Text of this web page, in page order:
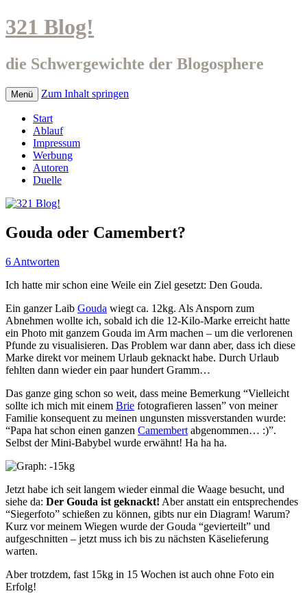
321 Blog!
die Schwergewichte der Blogosphere
Menü Zum Inhalt springen
Start
Ablauf
Impressum
Werbung
Autoren
Duelle
Gouda oder Camembert?
6 Antworten
Ich hatte mir schon eine Weile ein Ziel gesetzt: Den Gouda.
Ein ganzer Laib Gouda wiegt ca. 12kg. Als Ansporn zum
Abnehmen wollte ich, sobald ich die 12-Kilo-Marke erreicht hatte
ein Photo mit ganzem Gouda im Arm machen – um die verlorenen
Pfunde zu visualisieren. Das Problem war dann aber, dass ich diese
Marke direkt vor meinem Urlaub geknackt habe. Durch Urlaub
fehlten dann wieder ein paar hundert Gramm…
Das ganze ging schon so weit, dass meine Bemerkung “Vielleicht
sollte ich mich mit einem Brie fotografieren lassen” von meiner
Familie konsequent zu meinen ungunsten missverstanden wurde:
“Papa hat schon einen ganzen Camembert abgenommen… :)”.
Selbst der Mini-Babybel wurde erwähnt! Ha ha ha.
Jetzt habe ich seit langem wieder einmal die Waage besucht, und
siehe da: Der Gouda ist geknackt! Aber anstatt ein entsprechendes
“Siegerfoto” schießen zu können, gibts nur ein Diagram! Warum?
Kurz vor meinem Wiegen wurde der Gouda “gevierteilt” und
aufgeschnitten – jetzt muss ich bis zu nächsten Käselieferung
warten.
Aber trotzdem, fast 15kg in 15 Wochen ist auch ohne Foto ein
Erfolg!